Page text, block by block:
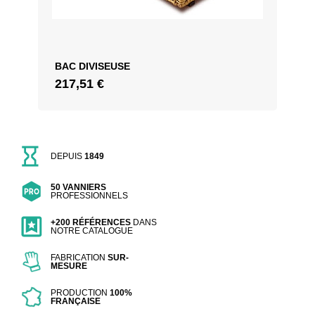
BAC DIVISEUSE
217,51 €
DEPUIS1849
50 VANNIERS
PROFESSIONNELS
+200 RÉFÉRENCES DANS
NOTRE CATALOGUE
FABRICATIONSUR-
MESURE
PRODUCTION100%
FRANÇAISE